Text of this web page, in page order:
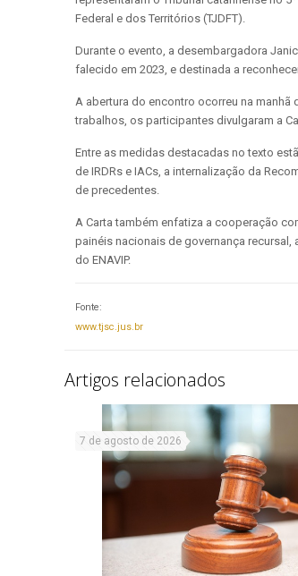
Federal e dos Territórios (TJDFT).
Durante o evento, a desembargadora
falecido em 2023, e destinada a
A abertura do encontro ocorreu na
trabalhos, os participantes divulgaram a
Entre as medidas destacadas no texto
de IRDRs e IACs, a internalização da
de precedentes.
A Carta também enfatiza a cooperação
painéis nacionais de governança
do ENAVIP.
Fonte:
www.tjsc.jus.br
Artigos relacionados
7 de agosto de 2026